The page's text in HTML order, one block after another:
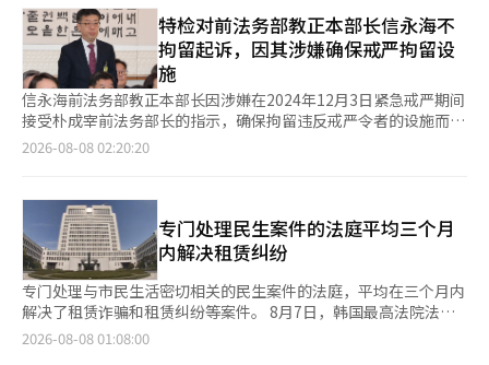
将再次确认并执着追问。我们将代替读者走到他们无法触及的地
方。 成立仅两个月的初创公司索伯林州通过不透明的程序与韩国
建筑技术人协会签订了租赁合同。随后，该公司挪用了租户的押金
约100亿韩元，并用这笔钱开展其他业务，最终耗尽了押金。 上个
月24日，仁川松岛丽池中央大厦停车场的电动车充电器已不翼而
飞。索伯林EPS曾宣传的国内最大规模电动车充电站‘梅加瓦
特’的地点，所有包括快速充电器在内的60个充电设施已被全部拆
除，停车场一角仅剩下一张皱巴巴的开业横幅。停车场的一侧正在
代表。2022年10月，他在此地举行了梅加瓦特的开业仪式，并豪
言“将在全国主要节点扩展大型充电站网络”。 索伯林州与索伯
林EPS名义不同，但实际上是一体的。两家公司的登记簿上，代表
董事崔某和审计员李某的名字均被共同列出。负责与租户签订合同
的索伯林州董事尤某，实际上是索伯林EPS的登记董事。他曾向崔
某借款9500万韩元，并获得了索伯林EPS的3%股份。 从租户处汇
入索伯林州账户的押金约100亿韩元中，相当一部分通过崔某的个
人账户或直接转入索伯林EPS账户。流失的押金被推测用于松岛房
特检对前法务部教正本部长信永海不
拘留起诉，因其涉嫌确保戒严拘留设
施
信永海前法务部教正本部长因涉嫌在2024年12月3日紧急戒严期间
接受朴成宰前法务部长的指示，确保拘留违反戒严令者的设施而被
起诉。 特别检察组认为，信前部长在全国各地的教正机构中指示
长以内乱重要任务从事的罪名不拘留起诉。 根据特别检察组的说
法，信前部长在紧急戒严期间接受朴前部长的指示，要求教正本部
和一线教正机构做好拘留违反戒严令者的准备。 具体而言，信前
部长被调查指示为应对在首尔拘留所拘留违反戒严令者的情况做好
准备，并要求实际准备所需的拘留空间，甚至审查紧急假释方案以
确保空间。 他还指示全国教正机构为拘留违反戒严令者做好准
备。特别检察组认为，这种行为是执行朴前部长指示的方式，参与
了戒严期间的内乱行为。 信前部长被认为是在2024年12月3日紧
2026-08-08 02:20:20
专门处理民生案件的法庭平均三个月
内解决租赁纠纷
专门处理与市民生活密切相关的民生案件的法庭，平均在三个月内
解决了租赁诈骗和租赁纠纷等案件。 8月7日，韩国最高法院法院
行政处发布了对今年2月在首尔中央地方法院（4个地点）和昌原地
2026-08-08 01:08:00